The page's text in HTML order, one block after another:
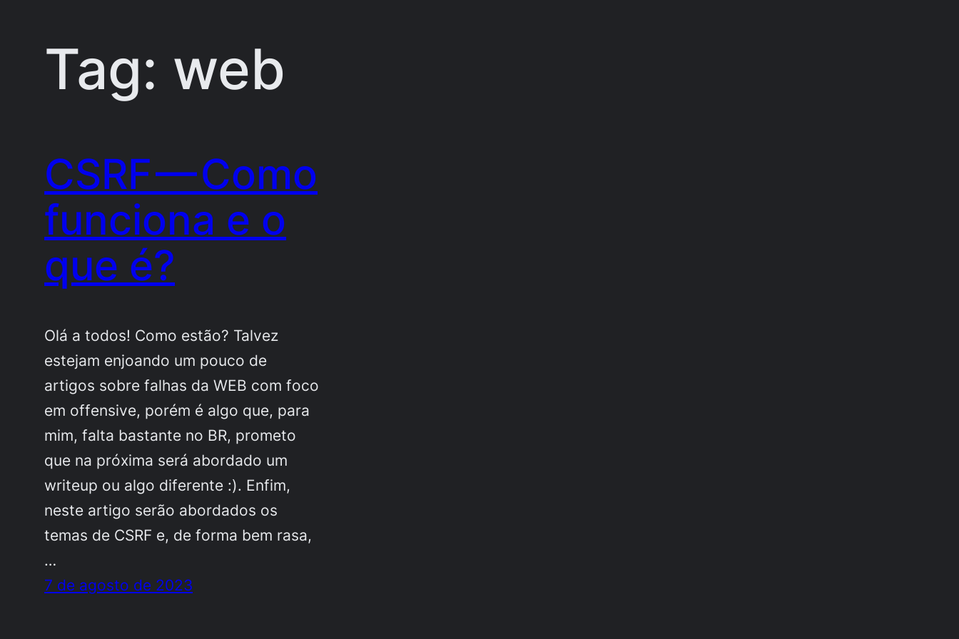
Tag: web
CSRF — Como
funciona e o
que é?
Olá a todos! Como estão? Talvez
estejam enjoando um pouco de
artigos sobre falhas da WEB com foco
em offensive, porém é algo que, para
mim, falta bastante no BR, prometo
que na próxima será abordado um
writeup ou algo diferente :). Enfim,
neste artigo serão abordados os
temas de CSRF e, de forma bem rasa,
…
7 de agosto de 2023